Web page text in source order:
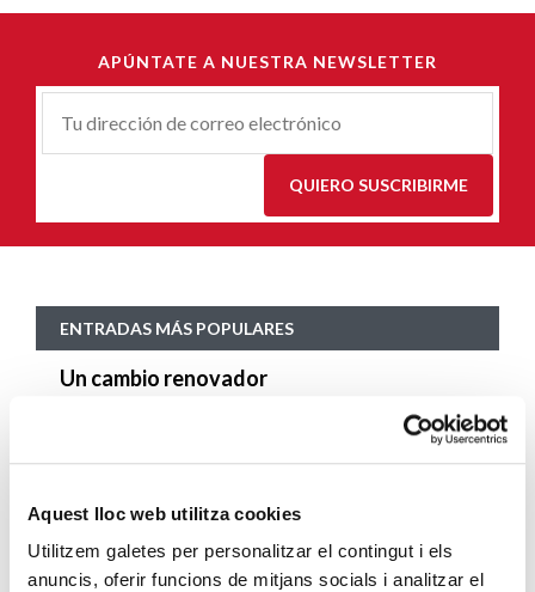
Aquest lloc web utilitza cookies
Utilitzem galetes per personalitzar el contingut i els
anuncis, oferir funcions de mitjans socials i analitzar el
APÚNTATE A NUESTRA NEWSLETTER
Correu-
QUIERO SUSCRIBIRME
ENTRADAS MÁS POPULARES
Un cambio renovador
Un ropero a la última moda
Mucho más que comer